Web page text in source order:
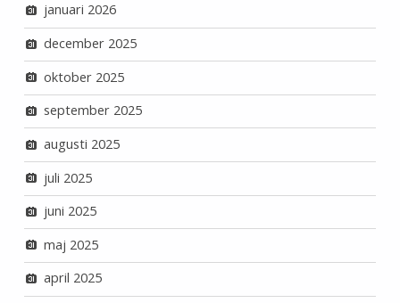
januari 2026
december 2025
oktober 2025
september 2025
augusti 2025
juli 2025
juni 2025
maj 2025
april 2025